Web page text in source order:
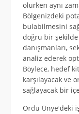
olurken aynı
Bölgenizdeki
bulabilmesini
doğru bir
danışmanları,
analiz ederek
Böylece, hedef
karşılayacak ve
sağlayacak bir
Ordu Ünye'deki